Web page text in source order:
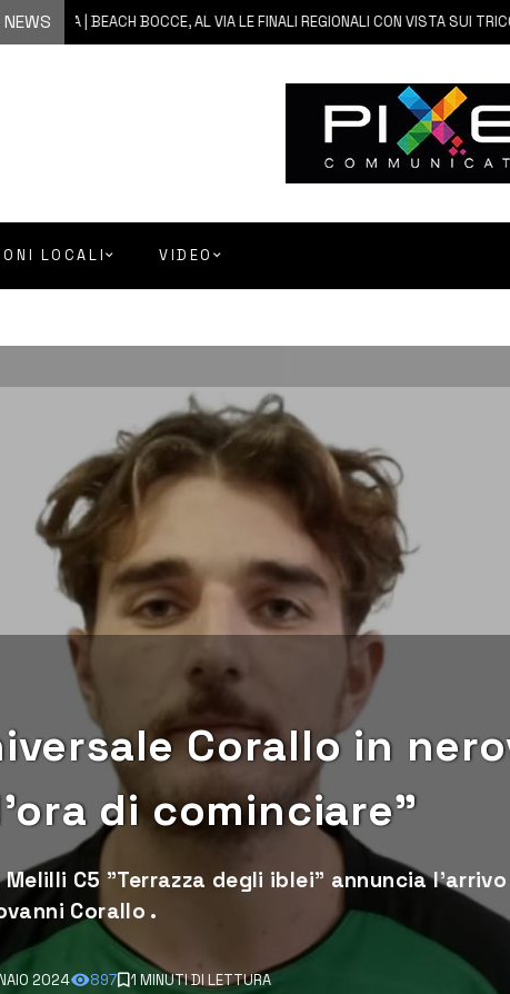
NEWS| BEACH BOCCE, AL VIA LE FINALI REGIONALI CON VISTA SUI TRICOLORI
LOCALI VIDEO
Corallo in
di cominciare”
C5 "Terrazza degli iblei" annuncia
Corallo .
2024 897 1 MINUTI DI LETTURA